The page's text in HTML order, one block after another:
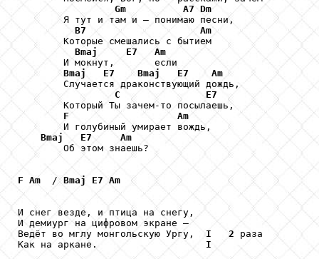
Gm
A7 Dm
        Я тут и там и — понимаю песни,
B7
Am
        Которые смешались с бытием
Bmaj
E7
Am
        И мокнут,       если
Bmaj
E7 Bmaj E7
Am
        Случается драконствующий дождь,
C
E7
        Который Ты зачем-то посылаешь,
F
Am
        И голубиный умирает вождь,
Bmaj
E7
Am
        Об этом знаешь?
F Am
  /
Bmaj E7 Am
И снег везде, и птица на снегу,
И демиург на цифровом экране —
Ведёт во мглу монгольскую Ургу, I 2 раза
Как на аркане. I